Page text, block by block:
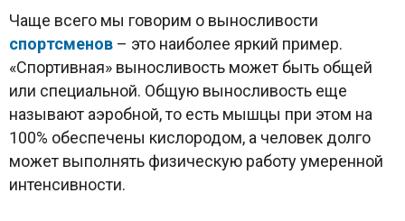
Чаще всего мы говорим о выносливости
спортсменов – это наиболее яркий пример.
«Спортивная» выносливость может быть общей
или специальной. Общую выносливость еще
называют аэробной, то есть мышцы при этом на
100% обеспечены кислородом, а человек долго
может выполнять физическую работу умеренной
интенсивности.